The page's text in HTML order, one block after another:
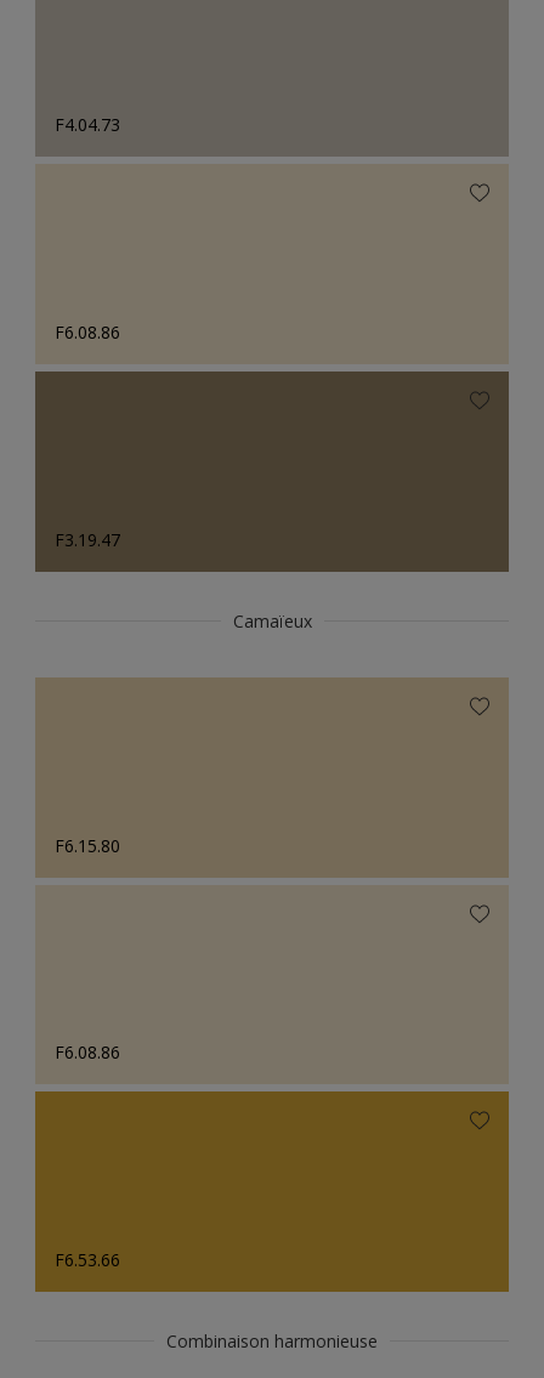
F4.04.73
F6.08.86
F3.19.47
Camaïeux
F6.15.80
F6.08.86
F6.53.66
Combinaison harmonieuse